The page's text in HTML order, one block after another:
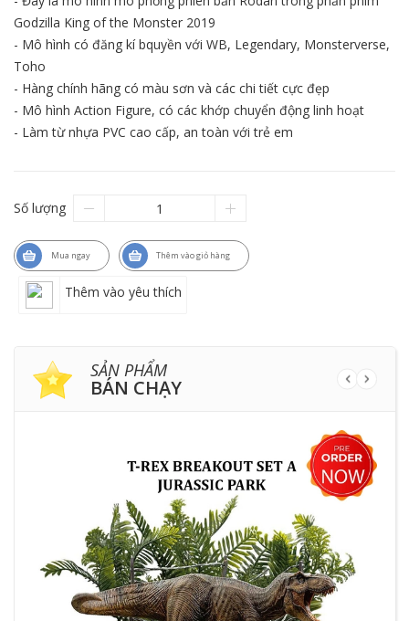
Godzilla King of the Monster 2019
- Mô hình có đăng kí bquyền với WB, Legendary, Monsterverse,
Toho
- Hàng chính hãng có màu sơn và các chi tiết cực đẹp
- Mô hình Action Figure, có các khớp chuyển động linh hoạt
- Làm từ nhựa PVC cao cấp, an toàn với trẻ em
Số lượng
Mua ngay Thêm vào giỏ hàng
Thêm vào yêu thích
SẢN PHẨM
BÁN CHẠY